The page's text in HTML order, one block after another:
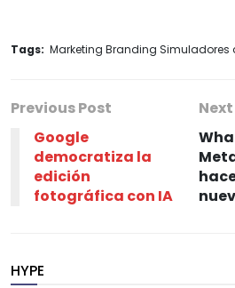
Tags: Marketing Branding Simuladores
Previous Post
Google
democratiza la
edición
fotográfica con IA
HYPE